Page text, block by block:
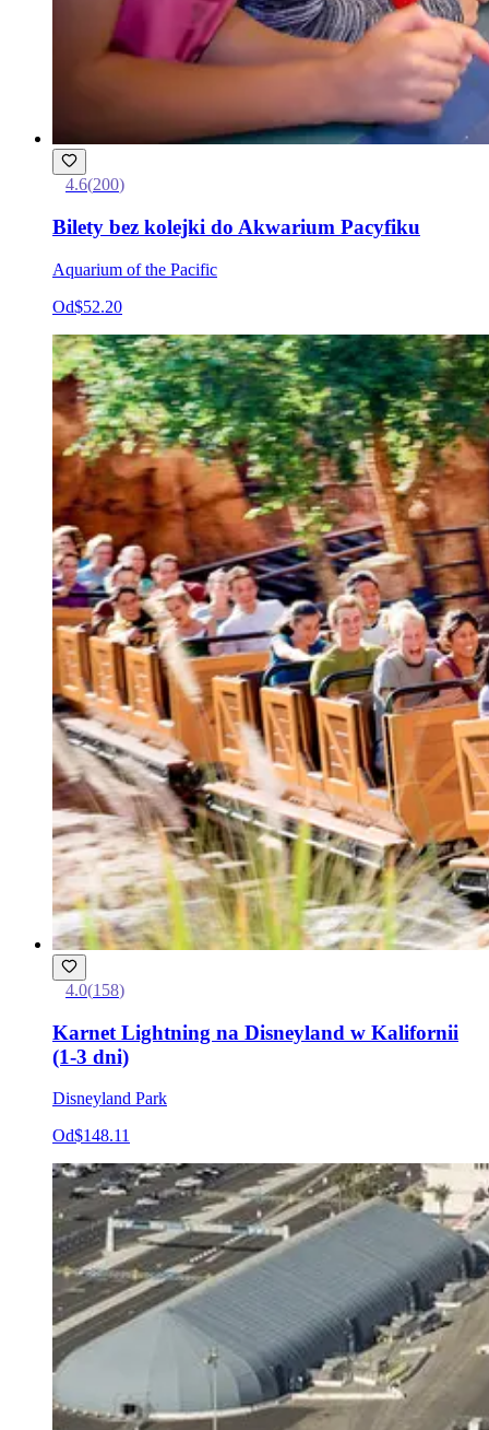
4.6(200)
Bilety bez kolejki do Akwarium Pacyfiku
Aquarium of the Pacific
Od$52.20
4.0(158)
Karnet Lightning na Disneyland w Kalifornii
(1-3 dni)
Disneyland Park
Od$148.11